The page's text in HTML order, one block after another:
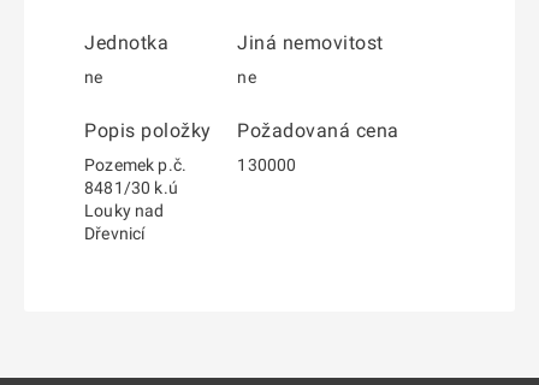
Jednotka
ne
Jiná nemovitost
ne
Popis položky
Pozemek p.č.
8481/30 k.ú
Louky nad
Dřevnicí
Požadovaná cena
130000